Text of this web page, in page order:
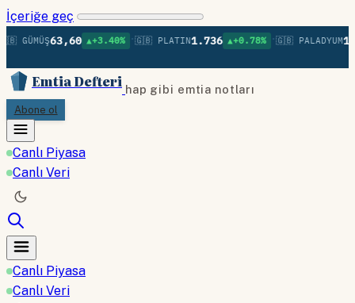
İçeriğe geç
GÜMÜŞ63,60 ▲+3.40% • 🇬🇧 PLATIN1.736 ▲+0.78% • 🇬🇧 PALADYUM
Emtia Defteri hap gibi emtia notları
Abone ol
Canlı Piyasa
Canlı Veri
Canlı Piyasa
Canlı Veri